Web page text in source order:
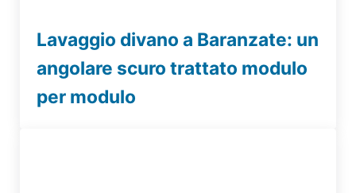
Lavaggio divano a Baranzate: un
angolare scuro trattato modulo
per modulo